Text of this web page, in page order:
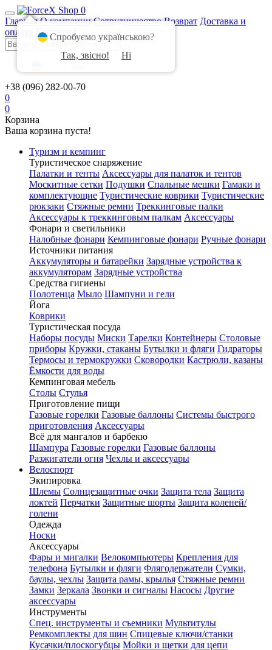
0
Главная О компании Сотрудничество Возврат Доставка и
оплата
Контакты
+38 (096) 282-00-70
0
0
Корзина
Ваша корзина пуста!
Туризм и кемпинг
Туристическое снаряжение
Палатки и тенты Аксессуары для палаток и тентов
Москитные сетки Подушки Спальные мешки Гамаки и
комплектующие Туристические коврики Туристические
рюкзаки Стяжные ремни Треккинговые палки
Аксессуары к треккинговым палкам Аксессуары
Фонари и светильники
Налобные фонари Кемпинговые фонари Ручные фонари
Источники питания
Аккумуляторы и батарейки Зарядные устройства к
аккумуляторам Зарядные устройства
Средства гигиены
Полотенца Мыло Шампуни и гели
Йога
Коврики
Туристическая посуда
Наборы посуды Миски Тарелки Контейнеры Столовые
приборы Кружки, стаканы Бутылки и фляги Гидраторы
Термосы и термокружки Сковородки Кастрюли, казаны
Ёмкости для воды
Кемпинговая мебель
Столы Стулья
Приготовление пищи
Газовые горелки Газовые баллоны Системы быстрого
приготовления Аксессуары
Всё для мангалов и барбекю
Шампура Газовые горелки Газовые баллоны
Разжигатели огня Чехлы и аксессуары
Велоспорт
Экипировка
Шлемы Солнцезащитные очки Защита тела Защита
локтей Перчатки Защитные шорты Защита коленей/
голени
Одежда
Носки
Аксессуары
Фары и мигалки Велокомпьютеры Крепления для
телефона Бутылки и фляги Флягодержатели Сумки,
баулы, чехлы Защита рамы, крылья Стяжные ремни
Замки Зеркала Звонки и сигналы Насосы Другие
аксессуары
Инструменты
Спец. инструменты и съемники Мультитулы
Ремкомплекты для шин Спицевые ключи/станки
Кусачки/плоскогубцы Мойки и щетки для цепи
Спробуємо українською?
Так, звісно!
Ні